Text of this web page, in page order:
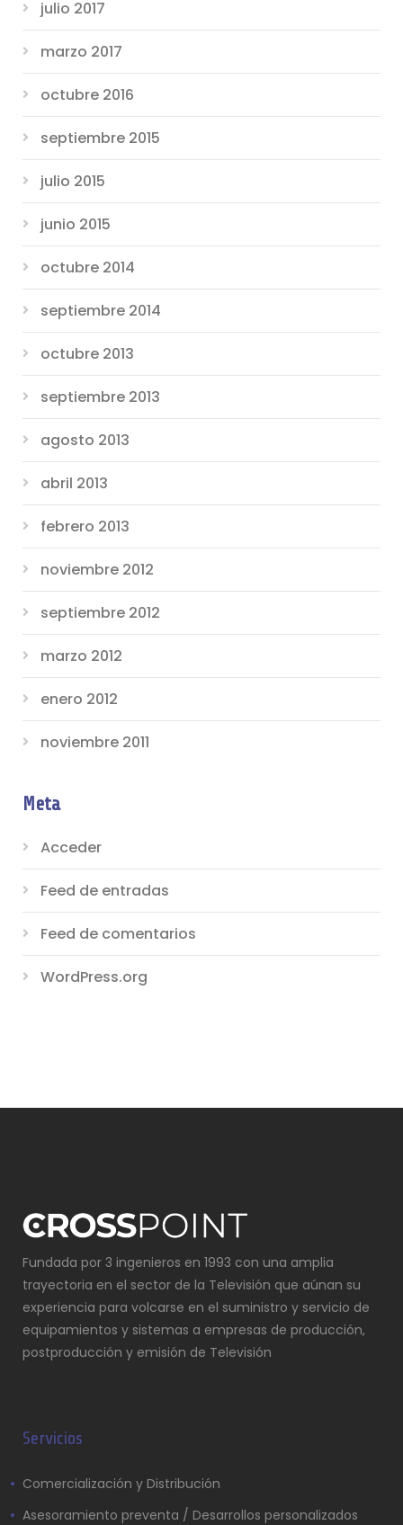
julio 2017
marzo 2017
octubre 2016
septiembre 2015
julio 2015
junio 2015
octubre 2014
septiembre 2014
octubre 2013
septiembre 2013
agosto 2013
abril 2013
febrero 2013
noviembre 2012
septiembre 2012
marzo 2012
enero 2012
noviembre 2011
Meta
Acceder
Feed de entradas
Feed de comentarios
WordPress.org
Fundada por 3 ingenieros en 1993 con una amplia
trayectoria en el sector de la Televisión que aúnan su
experiencia para volcarse en el suministro y servicio de
equipamientos y sistemas a empresas de producción,
postproducción y emisión de Televisión
Servicios
Comercialización y Distribución
Asesoramiento preventa / Desarrollos personalizados